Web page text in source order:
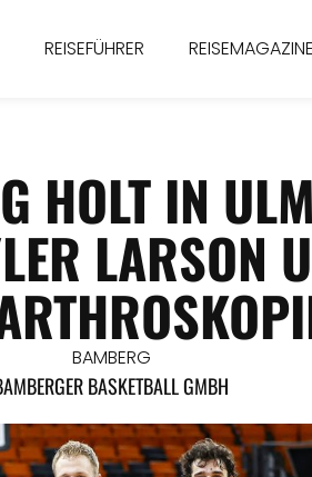
REISEFÜHRER REISEMAGAZINE
HOLT IN
LARSON
BAMBERG
BASKETBALL GMBH